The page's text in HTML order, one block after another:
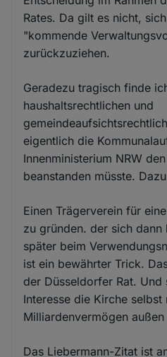
Rates. Da gilt es nicht,
"kommende
zurückzuziehen.
Geradezu tragisch finde
haushaltsrechtlichen und
eigentlich die
Innenministerium NRW
beanstanden müsste.
Einen Trägerverein für
zu gründen. der sich
später beim
ist ein bewährter Trick.
der Düsseldorfer Rat.
Interesse die Kirche selbst
Milliardenvermögen außen
Das Liebermann-Zitat ist